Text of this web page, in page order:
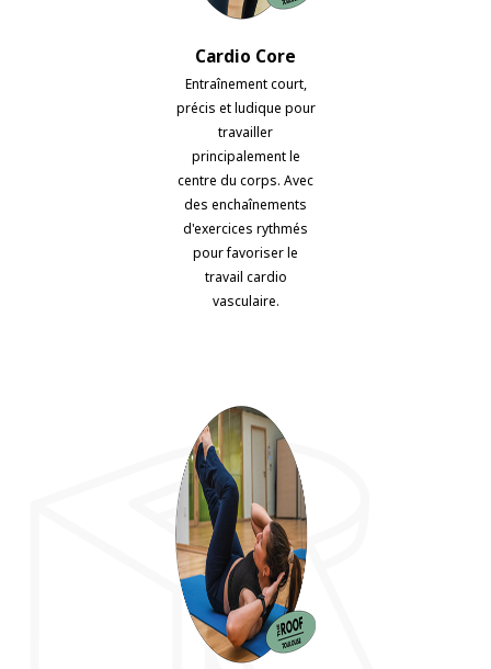
Cardio Core
Entraînement court,
précis et ludique pour
travailler
principalement le
centre du corps. Avec
des enchaînements
d'exercices rythmés
pour favoriser le
travail cardio
vasculaire.